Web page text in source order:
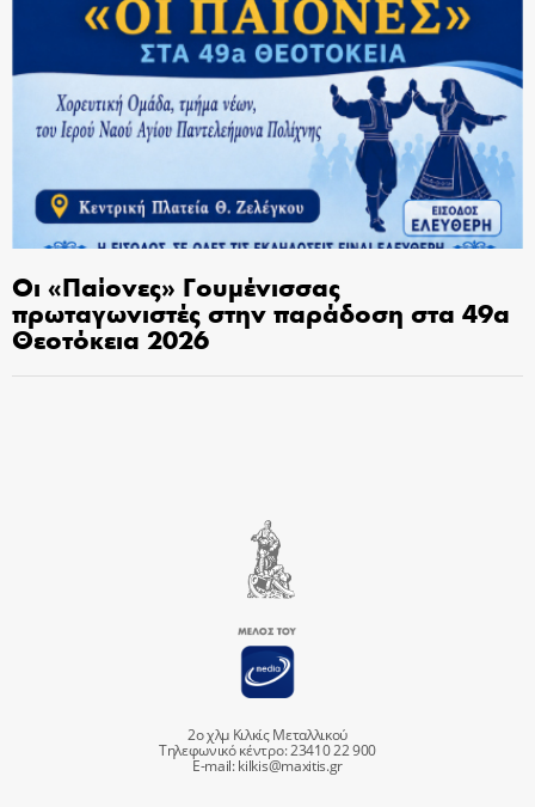
Οι «Παίονες» Γουμένισσας
πρωταγωνιστές στην παράδοση στα 49α
Θεοτόκεια 2026
2ο χλμ Κιλκίς Μεταλλικού
Τηλεφωνικό κέντρο: 23410 22 900
E-mail:kilkis@maxitis.gr